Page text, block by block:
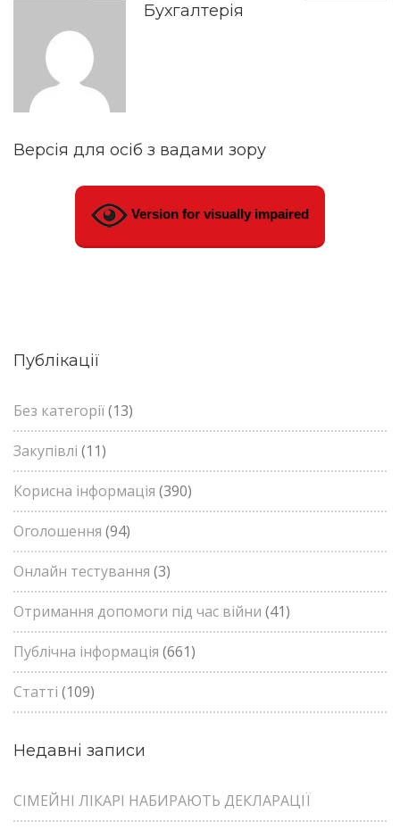
Бухгалтерія
Версія для осіб з вадами зору
Version for visually impaired
Публікації
Без категорії(13)
Закупівлі (11)
Корисна інформація (390)
Оголошення (94)
Онлайн тестування (3)
Отримання допомоги під час війни (41)
Публічна інформація (661)
Статті (109)
Недавні записи
СІМЕЙНІ ЛІКАРІ НАБИРАЮТЬ ДЕКЛАРАЦІЇ